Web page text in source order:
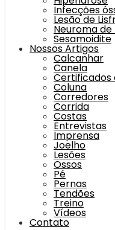
Infecções
Lesão de
Neuroma
Sesamoidite
Nossos Artigos
Calcanhar
Canela
Certificados
Coluna
Corredores
Corrida
Costas
Entrevistas
Imprensa
Joelho
Lesões
Ossos
Pé
Pernas
Tendões
Treino
Vídeos
Contato